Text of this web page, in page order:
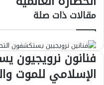
والتعايش
في
الحضارة
العالمية
مقالات ذات صلة
فنانون نرويجيون
الإسلامي للموت